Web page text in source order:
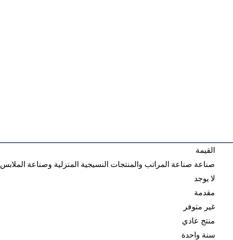
القيمة
صناعة صناعة المراتب والمنتجات النسيجية المنزلية وصناعة الملابس
لا يوجد
مقدمة
غير متوفر
منتج عادي
سنة واحدة